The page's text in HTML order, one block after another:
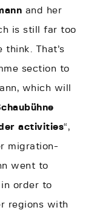
and her
is still far too
think. That’s
section to
which will
activities“,
migration-
went to
in order to
regions with